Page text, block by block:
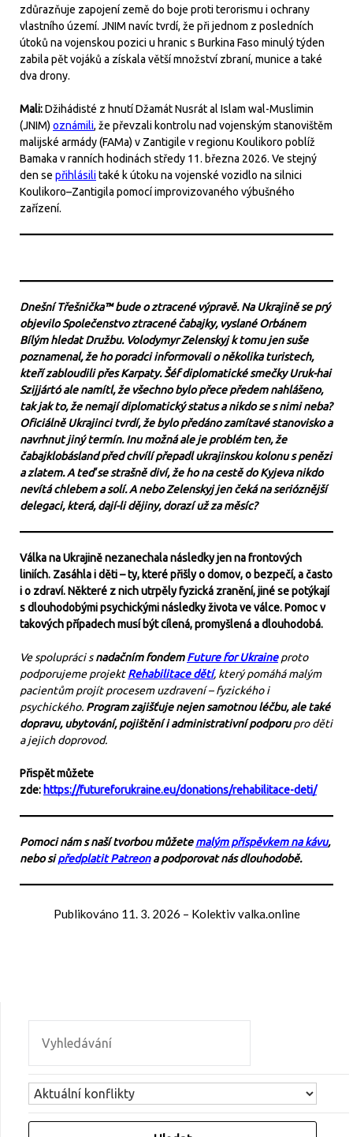
zdůrazňuje zapojení země do boje proti terorismu i ochrany
vlastního území. JNIM navíc tvrdí, že při jednom z posledních
útoků na vojenskou pozici u hranic s Burkina Faso minulý týden
zabila pět vojáků a získala větší množství zbraní, munice a také
dva drony.
Mali:Džihádisté z hnutí Džamát Nusrát al Islam wal-Muslimin
(JNIM) oznámili, že převzali kontrolu nad vojenským stanovištěm
malijské armády (FAMa) v Zantigile v regionu Koulikoro poblíž
Bamaka v ranních hodinách středy 11. března 2026. Ve stejný
den se přihlásilitaké k útoku na vojenské vozidlo na silnici
Koulikoro–Zantigila pomocí improvizovaného výbušného
zařízení.
Dnešní Třešnička™ bude o ztracené výpravě. Na Ukrajině se prý
objevilo Společenstvo ztracené čabajky, vyslané Orbánem
Bílým hledat Družbu. Volodymyr Zelenskyj k tomu jen suše
poznamenal, že ho poradci informovali o několika turistech,
kteří zabloudili přes Karpaty. Šéf diplomatické smečky Uruk-hai
Szijjártó ale namítl, že všechno bylo přece předem nahlášeno,
tak jak to, že nemají diplomatický status a nikdo se s nimi neba?
Oficiálně Ukrajinci tvrdí, že bylo předáno zamítavé stanovisko a
navrhnut jiný termín. Inu možná ale je problém ten, že
čabajklobásland před chvílí přepadl ukrajinskou kolonu s penězi
a zlatem. A teď se strašně diví, že ho na cestě do Kyjeva nikdo
nevítá chlebem a solí. A nebo Zelenskyj jen čeká na serióznější
delegaci, která, dají-li dějiny, dorazí už za měsíc?
Válka na Ukrajině nezanechala následky jen na frontových
liniích. Zasáhla i děti – ty, které přišly o domov, o bezpečí, a často
i o zdraví. Některé z nich utrpěly fyzická zranění, jiné se potýkají
s dlouhodobými psychickými následky života ve válce. Pomoc v
takových případech musí být cílená, promyšlená a dlouhodobá.
Ve spolupráci snadačním fondemFuture for Ukraineproto
podporujeme projektRehabilitace dětí, který pomáhá malým
pacientům projít procesem uzdravení – fyzického i
psychického. Program zajišťuje nejen samotnou léčbu, ale také
dopravu, ubytování, pojištění i administrativní podporupro děti
a jejich doprovod.
Přispět můžete
zde: https://futureforukraine.eu/donations/rehabilitace-deti/
Pomoci nám s naší tvorbou můžetemalým příspěvkem na kávu,
nebo sipředplatit Patreona podporovat nás dlouhodobě.
Publikováno 11. 3. 2026 – Kolektiv valka.online